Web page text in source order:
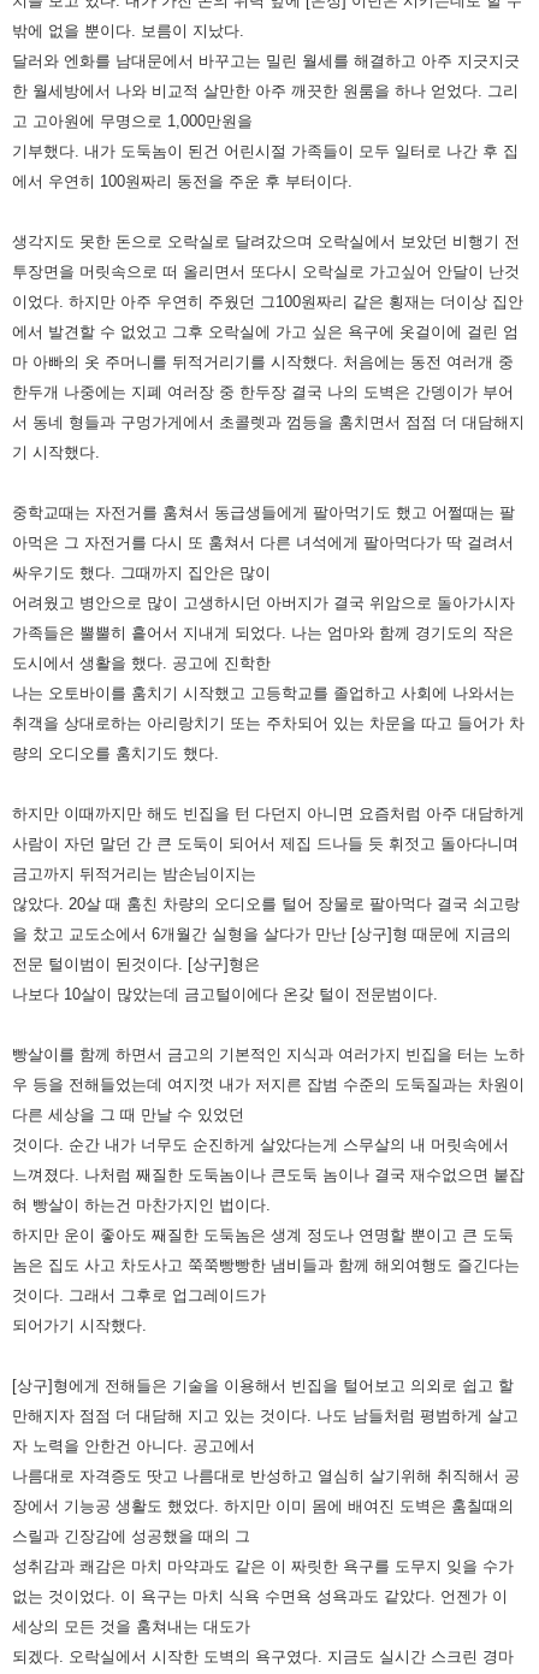
밖에 없을 뿐이다. 보름이 지났다.
달러와 엔화를 남대문에서 바꾸고는 밀린 월세를 해결하고 아주 지긋지긋
한 월세방에서 나와 비교적 살만한 아주 깨끗한 원룸을 하나 얻었다. 그리
고 고아원에 무명으로 1,000만원을
기부했다. 내가 도둑놈이 된건 어린시절 가족들이 모두 일터로 나간 후 집
에서 우연히 100원짜리 동전을 주운 후 부터이다.
생각지도 못한 돈으로 오락실로 달려갔으며 오락실에서 보았던 비행기 전
투장면을 머릿속으로 떠 올리면서 또다시 오락실로 가고싶어 안달이 난것
이었다. 하지만 아주 우연히 주웠던 그 100원짜리 같은 횡재는 더이상 집안
에서 발견할 수 없었고 그후 오락실에 가고 싶은 욕구에 옷걸이에 걸린 엄
마 아빠의 옷 주머니를 뒤적거리기를 시작했다. 처음에는 동전 여러개 중
한두개 나중에는 지폐 여러장 중 한두장 결국 나의 도벽은 간뎅이가 부어
서 동네 형들과 구멍가게에서 초콜렛과 껌등을 훔치면서 점점 더 대담해지
기 시작했다.
중학교때는 자전거를 훔쳐서 동급생들에게 팔아먹기도 했고 어쩔때는 팔
아먹은 그 자전거를 다시 또 훔쳐서 다른 녀석에게 팔아먹다가 딱 걸려서
싸우기도 했다. 그때까지 집안은 많이
어려웠고 병안으로 많이 고생하시던 아버지가 결국 위암으로 돌아가시자
가족들은 뿔뿔히 흩어서 지내게 되었다. 나는 엄마와 함께 경기도의 작은
도시에서 생활을 했다. 공고에 진학한
나는 오토바이를 훔치기 시작했고 고등학교를 졸업하고 사회에 나와서는
취객을 상대로하는 아리랑치기 또는 주차되어 있는 차문을 따고 들어가 차
량의 오디오를 훔치기도 했다.
하지만 이때까지만 해도 빈집을 턴 다던지 아니면 요즘처럼 아주 대담하게
사람이 자던 말던 간 큰 도둑이 되어서 제집 드나들 듯 휘젓고 돌아다니며
금고까지 뒤적거리는 밤손님이지는
않았다. 20살 때 훔친 차량의 오디오를 털어 장물로 팔아먹다 결국 쇠고랑
을 찼고 교도소에서 6개월간 실형을 살다가 만난 [상구]형 때문에 지금의
전문 털이범이 된것이다. [상구]형은
나보다 10살이 많았는데 금고털이에다 온갖 털이 전문범이다.
빵살이를 함께 하면서 금고의 기본적인 지식과 여러가지 빈집을 터는 노하
우 등을 전해들었는데 여지껏 내가 저지른 잡범 수준의 도둑질과는 차원이
다른 세상을 그 때 만날 수 있었던
것이다. 순간 내가 너무도 순진하게 살았다는게 스무살의 내 머릿속에서
느껴졌다. 나처럼 째질한 도둑놈이나 큰도둑 놈이나 결국 재수없으면 붙잡
혀 빵살이 하는건 마찬가지인 법이다.
하지만 운이 좋아도 째질한 도둑놈은 생계 정도나 연명할 뿐이고 큰 도둑
놈은 집도 사고 차도사고 쭉쭉빵빵한 냄비들과 함께 해외여행도 즐긴다는
것이다. 그래서 그후로 업그레이드가
되어가기 시작했다.
[상구]형에게 전해들은 기술을 이용해서 빈집을 털어보고 의외로 쉽고 할
만해지자 점점 더 대담해 지고 있는 것이다. 나도 남들처럼 평범하게 살고
자 노력을 안한건 아니다. 공고에서
나름대로 자격증도 땃고 나름대로 반성하고 열심히 살기위해 취직해서 공
장에서 기능공 생활도 했었다. 하지만 이미 몸에 배여진 도벽은 훔칠때의
스릴과 긴장감에 성공했을 때의 그
성취감과 쾌감은 마치 마약과도 같은 이 짜릿한 욕구를 도무지 잊을 수가
없는 것이었다. 이 욕구는 마치 식욕 수면욕 성욕과도 같았다. 언젠가 이
세상의 모든 것을 훔쳐내는 대도가
되겠다.
오락실에서 시작한 도벽의 욕구였다. 지금도 실시간 스크린 경마